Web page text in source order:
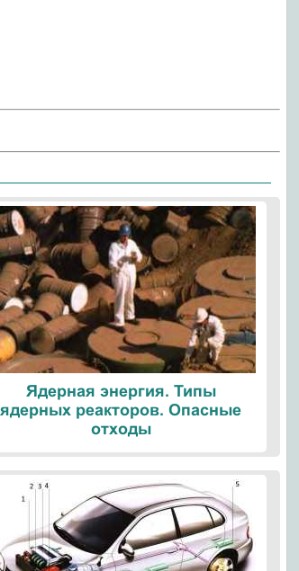
Ядерная энергия. Типы
ядерных реакторов. Опасные
отходы